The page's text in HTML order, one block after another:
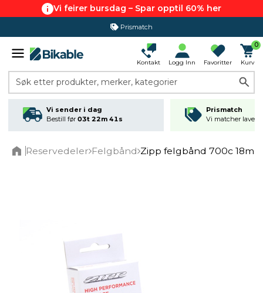
Vi feirer bursdag – Spar opptil 60% her
Prismatch
Kontakt Logg Inn Favoritter
0
Kurv
Søk etter produkter, merker, kategorier
Vi sender i dag
Bestill før 03t 22m 41s
Prismatch
Vi matcher
Reservedeler Felgbånd Zipp felgbånd 700c